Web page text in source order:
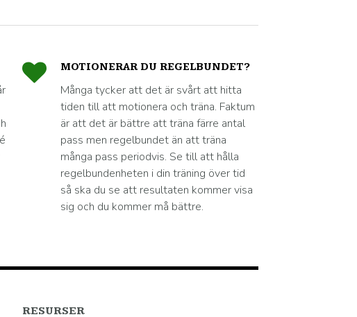
MOTIONERAR DU REGELBUNDET?
Många tycker att det är svårt att hitta
tiden till att motionera och träna. Faktum
är att det är bättre att träna färre antal
pass men regelbundet än att träna
många pass periodvis. Se till att hålla
regelbundenheten i din träning över tid
så ska du se att resultaten kommer visa
sig och du kommer må bättre.
RESURSER